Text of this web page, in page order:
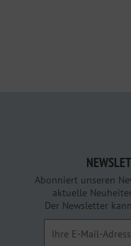
Abonniert unseren
aktuelle
Der Newsletter